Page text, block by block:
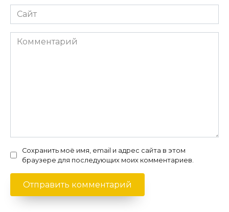
Сайт
Комментарий
Сохранить моё имя, email и адрес сайта в этом
браузере для последующих моих комментариев.